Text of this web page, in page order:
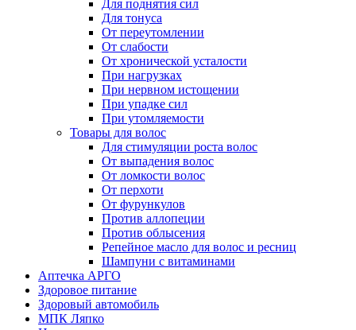
Для поднятия сил
Для тонуса
От переутомлении
От слабости
От хронической усталости
При нагрузках
При нервном истощении
При упадке сил
При утомляемости
Товары для волос
Для стимуляции роста волос
От выпадения волос
От ломкости волос
От перхоти
От фурункулов
Против аллопеции
Против облысения
Репейное масло для волос и ресниц
Шампуни с витаминами
Аптечка АРГО
Здоровое питание
Здоровый автомобиль
МПК Ляпко